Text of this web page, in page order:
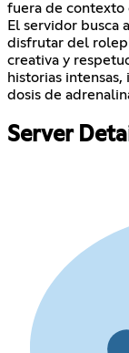
fuera de contexto
El servidor busca
disfrutar del
creativa y
historias intensas,
dosis de
Server